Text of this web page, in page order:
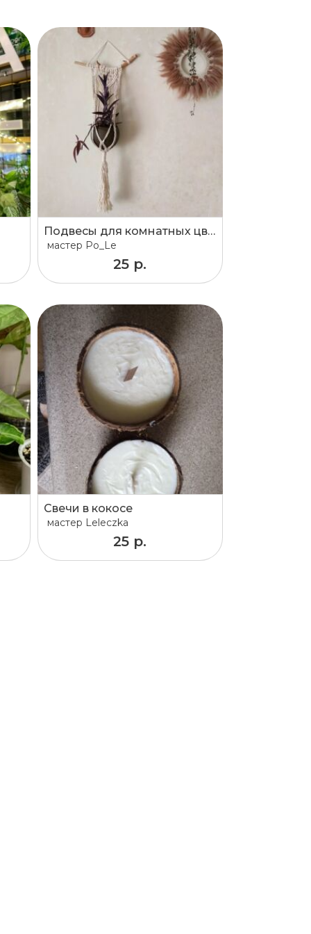
Подвесы для комнатных цветов
мастер Po_Le
25 р.
Свечи в кокосе
мастер Leleczka
25 р.